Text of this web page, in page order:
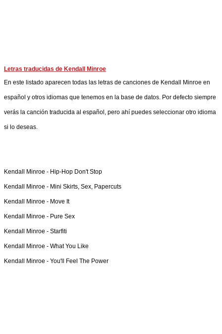
Letras traducidas de Kendall Minroe
En este listado aparecen todas las letras de canciones de Kendall Minroe en
español y otros idiomas que tenemos en la base de datos. Por defecto siempre
verás la canción traducida al español, pero ahí puedes seleccionar otro idioma
si lo deseas.
Kendall Minroe - Hip-Hop Don't Stop
Kendall Minroe - Mini Skirts, Sex, Papercuts
Kendall Minroe - Move It
Kendall Minroe - Pure Sex
Kendall Minroe - Starfiti
Kendall Minroe - What You Like
Kendall Minroe - You'll Feel The Power